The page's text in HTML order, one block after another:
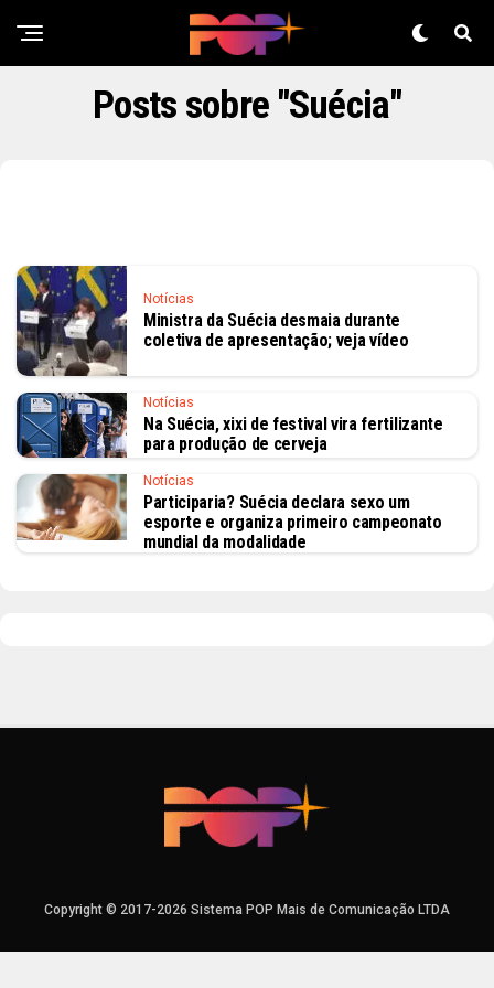
Posts sobre "Suécia"
Notícias
Ministra da Suécia desmaia durante
coletiva de apresentação; veja vídeo
Notícias
Na Suécia, xixi de festival vira fertilizante
para produção de cerveja
Notícias
Participaria? Suécia declara sexo um
esporte e organiza primeiro campeonato
mundial da modalidade
Copyright © 2017-2026 Sistema POP Mais de Comunicação LTDA